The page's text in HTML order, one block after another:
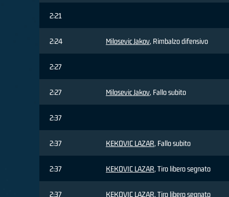
2:21
2:24 Milosevic Jakov, Rimbalzo difensivo
2:27
2:27 Milosevic Jakov, Fallo subito
2:37
2:37 KEKOVIC LAZAR, Fallo subito
2:37 KEKOVIC LAZAR, Tiro libero segnato
2:37 KEKOVIC LAZAR, Tiro libero segnato